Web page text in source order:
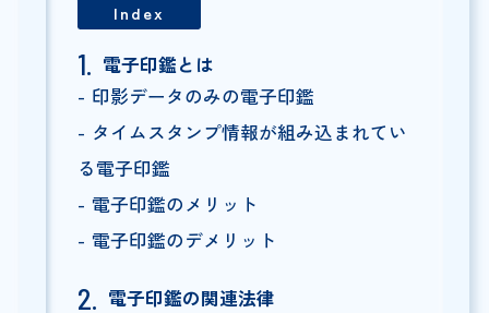
Index
電子印鑑とは
印影データのみの電子印鑑
タイムスタンプ情報が組み込まれてい
る電子印鑑
電子印鑑のメリット
電子印鑑のデメリット
電子印鑑の関連法律